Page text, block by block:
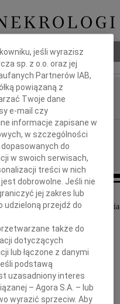
Cheba
że w dniu 18
tragiczną, przeżywszy 55 lat
jeśli wyrazisz
sp. z o.o. oraz jej
Partnerów IAB,
powiązaną z
Twoje dane
e-mail czy
informacje zapisane w
w szczególności
do
w swoich serwisach,
treści w nich
dobrowolne. Jeśli nie
jej zakres lub
udzieloną przejdź do
także do
dotyczących
lub łączone z danymi
podstawą
uzasadniony interes
– Agora S.A. – lub
wyrazić sprzeciw. Aby